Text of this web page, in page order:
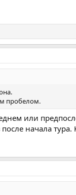
пробелом.
или
начала